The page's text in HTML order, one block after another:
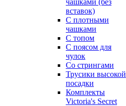
вставок)
С плотными
чашками
С топом
С поясом для
чулок
Со стрингами
Трусики высокой
посадки
Комплекты
Victoria's Secret